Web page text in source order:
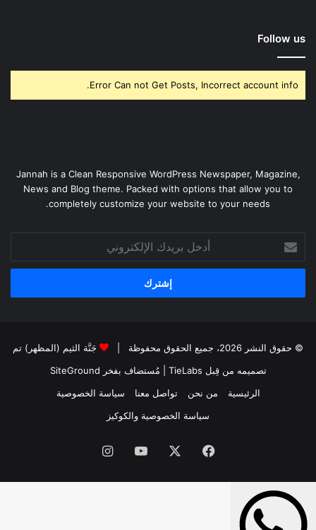
Follow us
Error Can not Get Posts, Incorrect account info.
Jannah is a Clean Responsive WordPress Newspaper, Magazine,
News and Blog theme. Packed with options that allow you to
completely customize your website to your needs.
بريدك
الإلكتروني
© حقوق النشر 2026، جميع الحقوق محفوظة |
جَنَّة الثيم (المظهر) تم
تصميمه من قِبل TieLabs
| مُستضاف بفخر SiteGround
الرئيسية
من نحن تواصل معنا
سياسة الخصوصية
سياسة الخصوصية والكوكيز
فيسبوك ‫YouTubeانستقرام